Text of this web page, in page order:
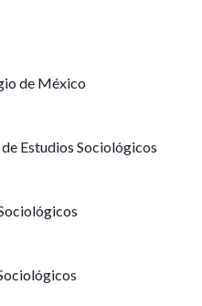
de México
Estudios Sociológicos